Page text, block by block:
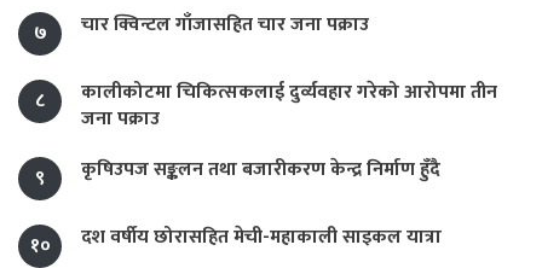
७
चार क्विन्टल गाँजासहित चार जना पक्राउ
८
कालीकोटमा चिकित्सकलाई दुर्व्यवहार गरेको आरोपमा तीन
जना पक्राउ
९
कृषिउपज सङ्कलन तथा बजारीकरण केन्द्र निर्माण हुँदै
१० दश वर्षीय छोरासहित मेची-महाकाली साइकल यात्रा